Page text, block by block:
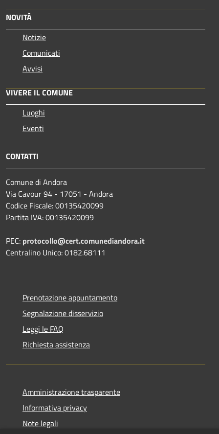
NOVITÀ
Notizie
Comunicati
Avvisi
VIVERE IL COMUNE
Luoghi
Eventi
CONTATTI
Comune di Andora
Via Cavour 94 - 17051 - Andora
Codice Fiscale: 00135420099
Partita IVA: 00135420099
PEC: protocollo@cert.comunediandora.it
Centralino Unico: 0182.68111
Prenotazione appuntamento
Segnalazione disservizio
Leggi le FAQ
Richiesta assistenza
Amministrazione trasparente
Informativa privacy
Note legali